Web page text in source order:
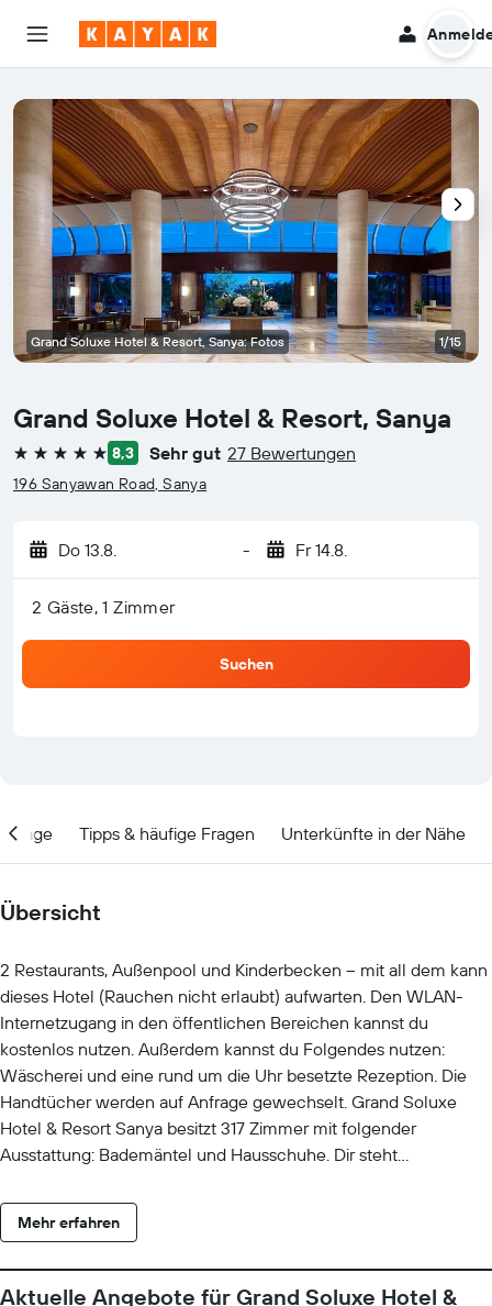
Grand Soluxe Hotel & Resort, Sanya
5 Sterne 8,3 Sehr gut 27 Bewertungen
196 Sanyawan Road, Sanya
Do 13.8. - Fr 14.8.
2 Gäste, 1 Zimmer
Suchen
Grand Soluxe Hotel & Resort, Sanya: Fotos 1/15
Lage Tipps & häufige Fragen Unterkünfte in der Nähe
Übersicht
2 Restaurants, Außenpool und Kinderbecken – mit all dem kann
dieses Hotel (Rauchen nicht erlaubt) aufwarten. Den WLAN-
Internetzugang in den öffentlichen Bereichen kannst du
kostenlos nutzen. Außerdem kannst du Folgendes nutzen:
Wäscherei und eine rund um die Uhr besetzte Rezeption. Die
Handtücher werden auf Anfrage gewechselt. Grand Soluxe
Hotel & Resort Sanya besitzt 317 Zimmer mit folgender
Ausstattung: Bademäntel und Hausschuhe. Dir steht
zur Verfügung. Auf Anfrage sind frische Handtücher und frische
Bettwäsche erhältlich. Der Aufdeckservice wird jeden Abend
Freizeitangebot vor Ort gehört Folgendes: Außenpool und
Mehr erfahren
Aktuelle Angebote für Grand Soluxe Hotel &